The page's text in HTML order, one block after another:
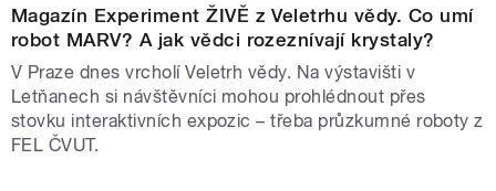
Magazín Experiment ŽIVĚ z Veletrhu vědy. Co umí
robot MARV? A jak vědci rozeznívají krystaly?
V Praze dnes vrcholí Veletrh vědy. Na výstavišti v
Letňanech si návštěvníci mohou prohlédnout přes
stovku interaktivních expozic – třeba průzkumné roboty z
FEL ČVUT.